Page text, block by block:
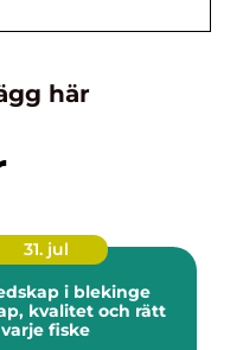
här
31. jul
i blekinge
kvalitet och rätt
fiske